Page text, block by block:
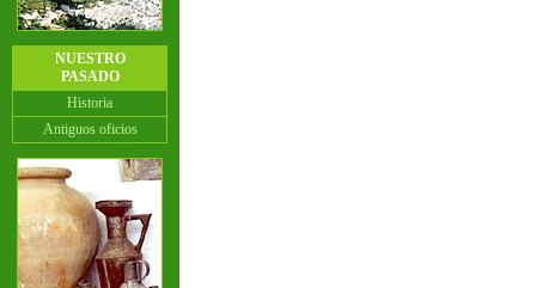
NUESTRO
PASADO
Historia
Antiguos oficios